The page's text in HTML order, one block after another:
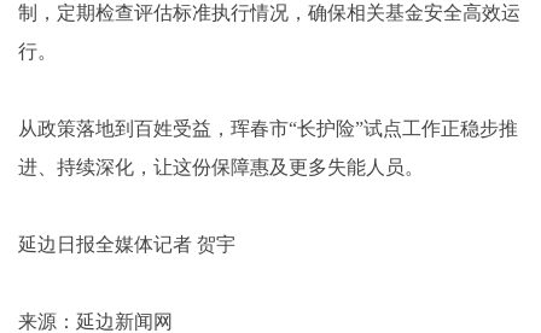
制，定期检查评估标准执行情况，确保相关基金安全高效运
行。
从政策落地到百姓受益，珲春市“长护险”试点工作正稳步推
进、持续深化，让这份保障惠及更多失能人员。
延边日报全媒体记者 贺宇
来源：延边新闻网